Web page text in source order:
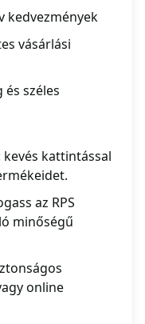
kedvezmények
vásárlási
széles
kevés kattintással
az RPS
minőségű
online